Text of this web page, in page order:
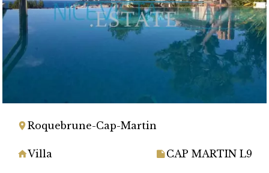
Roquebrune-Cap-Martin
Villa CAP MARTIN L9